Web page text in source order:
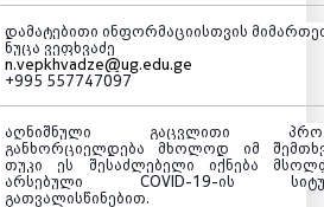
დამატებითი ინფორმაციისთვის
ნუცა ვეფხვაძე
n.vepkhvadze@ug.edu.ge
+995 557747097
აღნიშნული გაცვლითი
განხორციელდება მხოლოდ იმ
თუკი ეს შესაძლებელი იქნება
არსებული COVID-19-ის
გათვალისწინებით.